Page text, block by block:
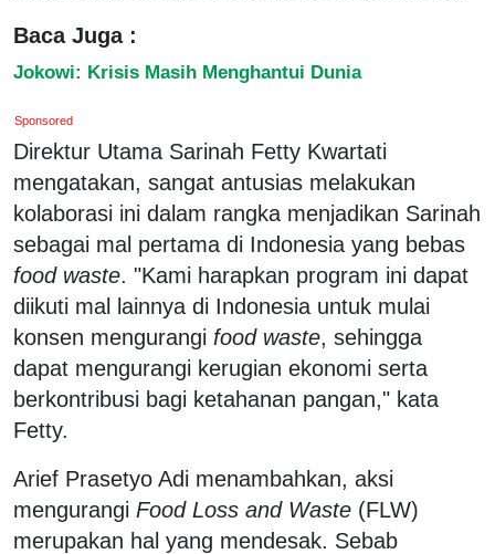
Baca Juga :
Jokowi: Krisis Masih Menghantui Dunia
Sponsored
Direktur Utama Sarinah Fetty Kwartati
mengatakan, sangat antusias melakukan
kolaborasi ini dalam rangka menjadikan Sarinah
sebagai mal pertama di Indonesia yang bebas
food waste. "Kami harapkan program ini dapat
diikuti mal lainnya di Indonesia untuk mulai
konsen mengurangi food waste, sehingga
dapat mengurangi kerugian ekonomi serta
berkontribusi bagi ketahanan pangan," kata
Fetty.
Arief Prasetyo Adi menambahkan, aksi
mengurangi Food Loss and Waste (FLW)
merupakan hal yang mendesak. Sebab